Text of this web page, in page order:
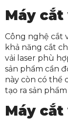
Máy
Công nghệ cắt
khả năng cắt
vải laser phù
sản phẩm cần
này còn có thể
tạo ra sản
Máy